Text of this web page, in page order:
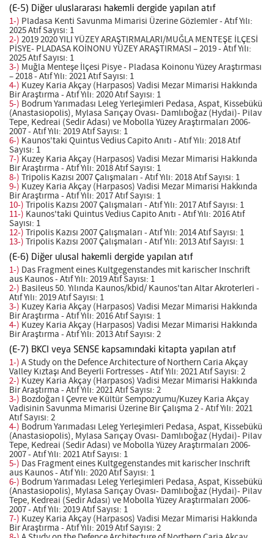
(E-5) Diğer uluslararası hakemli dergide yapılan atıf
1-) Pladasa Kenti Savunma Mimarisi Üzerine Gözlemler - Atıf Yılı:
2025 Atıf Sayısı: 1
2-) 2019 2020 YILI YÜZEY ARAŞTIRMALARI/MUĞLA MENTEŞE İLÇESİ
PİSYE- PLADASA KOİNONU YÜZEY ARAŞTIRMASI – 2019 - Atıf Yılı:
2025 Atıf Sayısı: 1
3-) Muğla Menteşe İlçesi Pisye - Pladasa Koinonu Yüzey Araştırması
– 2018 - Atıf Yılı: 2021 Atıf Sayısı: 1
4-) Kuzey Karia Akçay (Harpasos) Vadisi Mezar Mimarisi Hakkında
Bir Araştırma - Atıf Yılı: 2020 Atıf Sayısı: 1
5-) Bodrum Yarımadası Leleg Yerleşimleri Pedasa, Aspat, Kissebükü
(Anastasiopolis), Mylasa Sarıçay Ovası- Damlıboğaz (Hydai)- Pilav
Tepe, Kedreai (Sedir Adası) ve Mobolla Yüzey Araştırmaları 2006-
2007 - Atıf Yılı: 2019 Atıf Sayısı: 1
6-) Kaunos'taki Quintus Vedius Capito Anıtı - Atıf Yılı: 2018 Atıf
Sayısı: 1
7-) Kuzey Karia Akçay (Harpasos) Vadisi Mezar Mimarisi Hakkında
Bir Araştırma - Atıf Yılı: 2018 Atıf Sayısı: 1
8-) Tripolis Kazısı 2007 Çalışmaları - Atıf Yılı: 2018 Atıf Sayısı: 1
9-) Kuzey Karia Akçay (Harpasos) Vadisi Mezar Mimarisi Hakkında
Bir Araştırma - Atıf Yılı: 2017 Atıf Sayısı: 1
10-) Tripolis Kazısı 2007 Çalışmaları - Atıf Yılı: 2017 Atıf Sayısı: 1
11-) Kaunos'taki Quintus Vedius Capito Anıtı - Atıf Yılı: 2016 Atıf
Sayısı: 1
12-) Tripolis Kazısı 2007 Çalışmaları - Atıf Yılı: 2014 Atıf Sayısı: 1
13-) Tripolis Kazısı 2007 Çalışmaları - Atıf Yılı: 2013 Atıf Sayısı: 1
(E-6) Diğer ulusal hakemli dergide yapılan atıf
1-) Das Fragment eines Kultgegenstandes mit karischer Inschrift
aus Kaunos - Atıf Yılı: 2019 Atıf Sayısı: 1
2-) Basileus 50. Yılında Kaunos/kbid/ Kaunos'tan Altar Akroterleri -
Atıf Yılı: 2019 Atıf Sayısı: 1
3-) Kuzey Karia Akçay (Harpasos) Vadisi Mezar Mimarisi Hakkında
Bir Araştırma - Atıf Yılı: 2016 Atıf Sayısı: 1
4-) Kuzey Karia Akçay (Harpasos) Vadisi Mezar Mimarisi Hakkında
Bir Araştırma - Atıf Yılı: 2013 Atıf Sayısı: 2
(E-7) BKCI veya SENSE kapsamındaki kitapta yapılan atıf
1-) A Study on the Defence Architecture of Northern Caria Akçay
Valley Kıztaşı And Beyerli Fortresses - Atıf Yılı: 2021 Atıf Sayısı: 2
2-) Kuzey Karia Akçay (Harpasos) Vadisi Mezar Mimarisi Hakkında
Bir Araştırma - Atıf Yılı: 2021 Atıf Sayısı: 2
3-) Bozdoğan I Çevre ve Kültür Sempozyumu/Kuzey Karia Akçay
Vadisinin Savunma Mimarisi Üzerine Bir Çalışma 2 - Atıf Yılı: 2021
Atıf Sayısı: 2
4-) Bodrum Yarımadası Leleg Yerleşimleri Pedasa, Aspat, Kissebükü
(Anastasiopolis), Mylasa Sarıçay Ovası- Damlıboğaz (Hydai)- Pilav
Tepe, Kedreai (Sedir Adası) ve Mobolla Yüzey Araştırmaları 2006-
2007 - Atıf Yılı: 2021 Atıf Sayısı: 1
5-) Das Fragment eines Kultgegenstandes mit karischer Inschrift
aus Kaunos - Atıf Yılı: 2020 Atıf Sayısı: 1
6-) Bodrum Yarımadası Leleg Yerleşimleri Pedasa, Aspat, Kissebükü
(Anastasiopolis), Mylasa Sarıçay Ovası- Damlıboğaz (Hydai)- Pilav
Tepe, Kedreai (Sedir Adası) ve Mobolla Yüzey Araştırmaları 2006-
2007 - Atıf Yılı: 2019 Atıf Sayısı: 1
7-) Kuzey Karia Akçay (Harpasos) Vadisi Mezar Mimarisi Hakkında
Bir Araştırma - Atıf Yılı: 2019 Atıf Sayısı: 2